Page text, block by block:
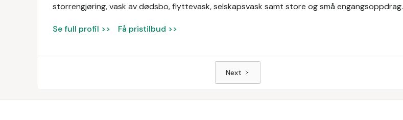
storrengjøring, vask av dødsbo, flyttevask, selskapsvask samt store og små engangsoppdrag.
Se full profil >> Få pristilbud >>
Next